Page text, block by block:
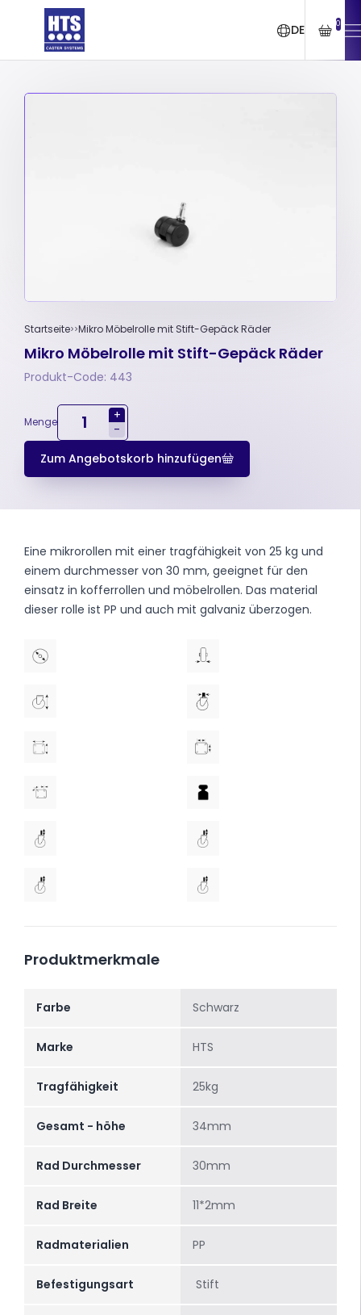
DE 0
Startseite Mikro Möbelrolle mit Stift-Gepäck Räder
Mikro Möbelrolle mit Stift-Gepäck Räder
Produkt-Code: 443
Menge
+
-
Zum Angebotskorb hinzufügen
Eine mikrorollen mit einer tragfähigkeit von 25 kg und
einem durchmesser von 30 mm, geeignet für den
einsatz in kofferrollen und möbelrollen. Das material
dieser rolle ist PP und auch mit galvaniz überzogen.
Produktmerkmale
Farbe Schwarz
Marke HTS
Tragfähigkeit 25kg
Gesamt - höhe 34mm
Rad Durchmesser 30mm
Rad Breite 11*2mm
Radmaterialien PP
Befestigungsart Stift